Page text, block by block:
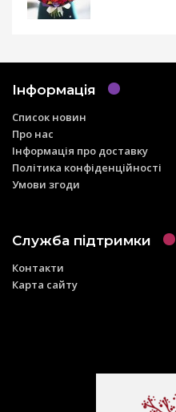
Інформація
Список новин
Про нас
Інформація про доставку
Політика конфіденційності
Умови згоди
Служба підтримки
Контакти
Карта сайту